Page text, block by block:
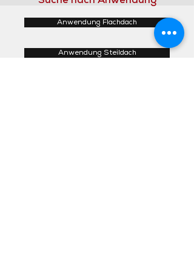
Anwendung Flachdach
Anwendung Steildach